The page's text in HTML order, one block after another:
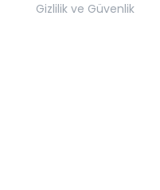
Gizlilik ve Güvenlik